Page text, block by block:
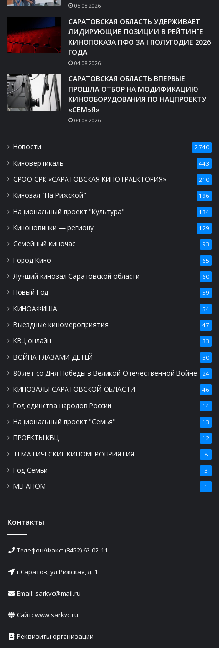
05.08.2026
САРАТОВСКАЯ ОБЛАСТЬ УДЕРЖИВАЕТ
ЛИДИРУЮЩИЕ ПОЗИЦИИ В РЕЙТИНГЕ
КИНОПОКАЗА ПФО ЗА I ПОЛУГОДИЕ 2026
ГОДА
04.08.2026
САРАТОВСКАЯ ОБЛАСТЬ ВПЕРВЫЕ
ПРОШЛА ОТБОР НА МОДИФИКАЦИЮ
КИНООБОРУДОВАНИЯ ПО НАЦПРОЕКТУ
«СЕМЬЯ»
04.08.2026
Новости 2 740
Киновертикаль 443
СРОО СРК «САРАТОВСКАЯ КИНОТРАЕКТОРИЯ» 210
Кинозал "На Рижской" 196
Национальный проект "Культура" 134
Киноновинки — региону 129
Семейный киночас 93
Город Кино 65
Лучший кинозал Саратовской области 60
Новый Год 59
КИНОАФИША 54
Выездные киномероприятия 47
КВЦ онлайн 33
ВОЙНА ГЛАЗАМИ ДЕТЕЙ 30
80 лет со Дня Победы в Великой Отечественной Войне 24
КИНОЗАЛЫ САРАТОВСКОЙ ОБЛАСТИ 46
Год единства народов России 14
Национальный проект "Семья" 13
ПРОЕКТЫ КВЦ 12
ТЕМАТИЧЕСКИЕ КИНОМЕРОПРИЯТИЯ 8
Год Семьи 3
МЕГАНОМ 1
Контакты
Телефон/Факс: (8452) 62-02-11
г.Саратов, ул.Рижская, д. 1
Email: sarkvc@mail.ru
Сайт: www.sarkvc.ru
Реквизиты организации